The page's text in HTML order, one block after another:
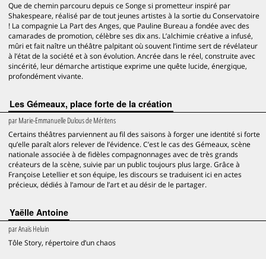
Que de chemin parcouru depuis ce Songe si prometteur inspiré par
Shakespeare, réalisé par de tout jeunes artistes à la sortie du Conservatoire
! La compagnie La Part des Anges, que Pauline Bureau a fondée avec des
camarades de promotion, célèbre ses dix ans. L’alchimie créative a infusé,
mûri et fait naître un théâtre palpitant où souvent l’intime sert de révélateur
à l’état de la société et à son évolution. Ancrée dans le réel, construite avec
sincérité, leur démarche artistique exprime une quête lucide, énergique,
profondément vivante.
Les Gémeaux, place forte de la création
parMarie-Emmanuelle Dulous de Méritens
Certains théâtres parviennent au fil des saisons à forger une identité si forte
qu’elle paraît alors relever de l’évidence. C’est le cas des Gémeaux, scène
nationale associée à de fidèles compagnonnages avec de très grands
créateurs de la scène, suivie par un public toujours plus large. Grâce à
Françoise Letellier et son équipe, les discours se traduisent ici en actes
précieux, dédiés à l’amour de l’art et au désir de le partager.
Yaëlle Antoine
parAnaïs Heluin
Tôle Story, répertoire d’un chaos